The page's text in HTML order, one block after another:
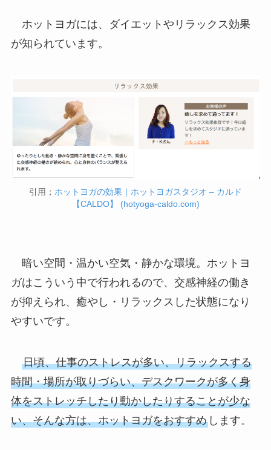
ホットヨガには、ダイエットやリラックス効果
が知られています。
引用； ホットヨガの効果｜ホットヨガスタジオ – カルド
【CALDO】 (hotyoga-caldo.com)
暗い空間・温かい空気・静かな環境。ホットヨ
ガはこういう中で行われるので、交感神経の働き
が抑えられ、癒やし・リラックスした状態になり
やすいです。
日頃、仕事のストレスが多い、リラックスする
時間・場所が取りづらい、デスクワークが多く身
体をストレッチしたり動かしたりすることが少な
い、そんな方は、ホットヨガをおすすめします。